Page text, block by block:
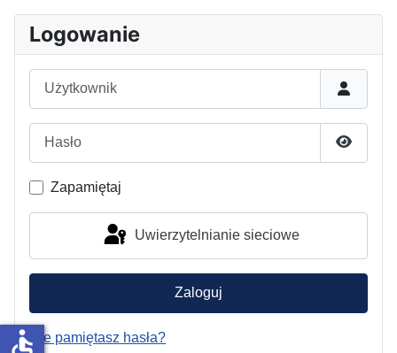
Logowanie
Pokaż
Zapamiętaj
Uwierzytelnianie sieciowe
Zaloguj
Nie pamiętasz hasła?
accessible